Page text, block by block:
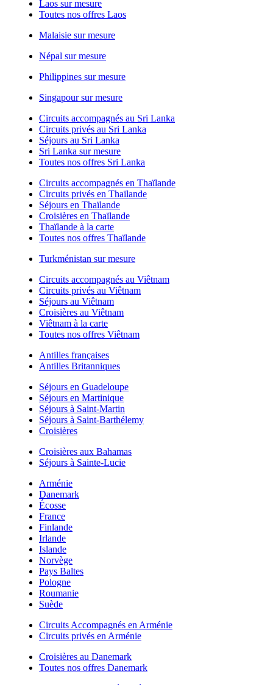
Laos sur mesure
Toutes nos offres Laos
Malaisie sur mesure
Népal sur mesure
Philippines sur mesure
Singapour sur mesure
Circuits accompagnés au Sri Lanka
Circuits privés au Sri Lanka
Séjours au Sri Lanka
Sri Lanka sur mesure
Toutes nos offres Sri Lanka
Circuits accompagnés en Thaïlande
Circuits privés en Thaïlande
Séjours en Thaïlande
Croisières en Thaïlande
Thaïlande à la carte
Toutes nos offres Thaïlande
Turkménistan sur mesure
Circuits accompagnés au Viêtnam
Circuits privés au Viêtnam
Séjours au Viêtnam
Croisières au Viêtnam
Viêtnam à la carte
Toutes nos offres Viêtnam
Antilles françaises
Antilles Britanniques
Séjours en Guadeloupe
Séjours en Martinique
Séjours à Saint-Martin
Séjours à Saint-Barthélemy
Croisières
Croisières aux Bahamas
Séjours à Sainte-Lucie
Arménie
Danemark
Écosse
France
Finlande
Irlande
Islande
Norvège
Pays Baltes
Pologne
Roumanie
Suède
Circuits Accompagnés en Arménie
Circuits privés en Arménie
Croisières au Danemark
Toutes nos offres Danemark